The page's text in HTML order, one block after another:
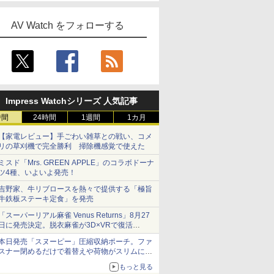
AV Watch をフォローする
Impress Watchシリーズ 人気記事
24時間 1週間 1カ月
家電レビュー】手ごわい雑草との戦い、コメ
の草刈機で完全勝利 掃除機感覚で使えた
スド「Mrs. GREEN APPLE」のコラボドーナ
4種、いよいよ発売！
野家、牛リブロースを熱々で提供する「極旨
鉄板ステーキ定食」を発売
スーパーリアル麻雀 Venus Returns」8月27
に発売決定。脱衣麻雀が3D×VRで復活
売から2週間は20%オフになるセールが実施
日発売「スヌーピー」圧縮収納ポーチ。ファ
ナー閉めるだけで着替えや荷物がスリムにま
もっと見る